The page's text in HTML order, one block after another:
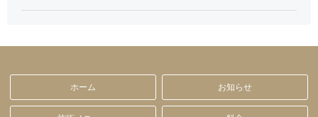
ホーム お知らせ